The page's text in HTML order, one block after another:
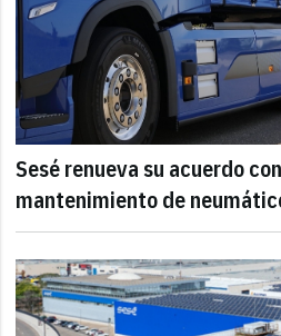
Sesé renueva su acuerdo
mantenimiento de